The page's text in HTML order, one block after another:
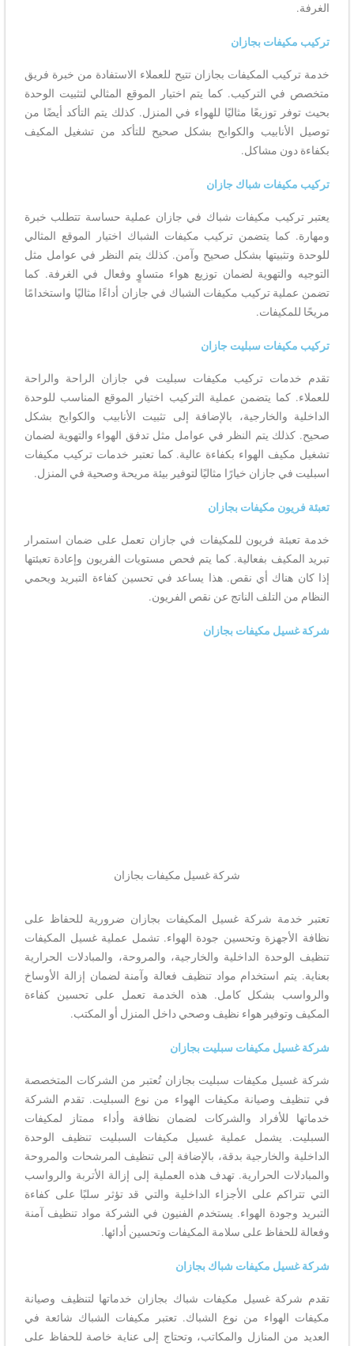
الغرفة.
تركيب مكيفات بجازان
خدمة تركيب المكيفات بجازان تتيح للعملاء الاستفادة من خبرة فريق
متخصص في التركيب. كما يتم اختيار الموقع المثالي لتثبيت الوحدة
بحيث توفر توزيعًا مثاليًا للهواء في المنزل. كذلك يتم التأكد أيضًا من
توصيل الأنابيب والكوابح بشكل صحيح للتأكد من تشغيل المكيف
بكفاءة دون مشاكل.
تركيب مكيفات شباك جازان
يعتبر تركيب مكيفات شباك في جازان عملية حساسة تتطلب خبرة
ومهارة. كما يتضمن تركيب مكيفات الشباك اختيار الموقع المثالي
للوحدة وتثبيتها بشكل صحيح وآمن. كذلك يتم النظر في عوامل مثل
التوجيه والتهوية لضمان توزيع هواء متساوٍ وفعال في الغرفة. كما
تضمن عملية تركيب مكيفات الشباك في جازان أداءًا مثاليًا واستخدامًا
مريحًا للمكيفات.
تركيب مكيفات سبليت جازان
تقدم خدمات تركيب مكيفات سبليت في جازان الراحة والراحة
للعملاء. كما يتضمن عملية التركيب اختيار الموقع المناسب للوحدة
الداخلية والخارجية، بالإضافة إلى تثبيت الأنابيب والكوابح بشكل
صحيح. كذلك يتم النظر في عوامل مثل تدفق الهواء والتهوية لضمان
تشغيل مكيف الهواء بكفاءة عالية. كما تعتبر خدمات تركيب مكيفات
اسبليت في جازان خيارًا مثاليًا لتوفير بيئة مريحة وصحية في المنزل.
تعبئة فريون مكيفات بجازان
خدمة تعبئة فريون للمكيفات في جازان تعمل على ضمان استمرار
تبريد المكيف بفعالية. كما يتم فحص مستويات الفريون وإعادة تعبئتها
إذا كان هناك أي نقص. هذا يساعد في تحسين كفاءة التبريد ويحمي
النظام من التلف الناتج عن نقص الفريون.
شركة غسيل مكيفات بجازان
شركة غسيل مكيفات بجازان
تعتبر خدمة شركة غسيل المكيفات بجازان ضرورية للحفاظ على
نظافة الأجهزة وتحسين جودة الهواء. تشمل عملية غسيل المكيفات
تنظيف الوحدة الداخلية والخارجية، والمروحة، والمبادلات الحرارية
بعناية. يتم استخدام مواد تنظيف فعالة وآمنة لضمان إزالة الأوساخ
والرواسب بشكل كامل. هذه الخدمة تعمل على تحسين كفاءة
المكيف وتوفير هواء نظيف وصحي داخل المنزل أو المكتب.
شركة غسيل مكيفات سبليت بجازان
شركة غسيل مكيفات سبليت بجازان تُعتبر من الشركات المتخصصة
في تنظيف وصيانة مكيفات الهواء من نوع السبليت. تقدم الشركة
خدماتها للأفراد والشركات لضمان نظافة وأداء ممتاز لمكيفات
السبليت. يشمل عملية غسيل مكيفات السبليت تنظيف الوحدة
الداخلية والخارجية بدقة، بالإضافة إلى تنظيف المرشحات والمروحة
والمبادلات الحرارية. تهدف هذه العملية إلى إزالة الأتربة والرواسب
التي تتراكم على الأجزاء الداخلية والتي قد تؤثر سلبًا على كفاءة
التبريد وجودة الهواء. يستخدم الفنيون في الشركة مواد تنظيف آمنة
وفعالة للحفاظ على سلامة المكيفات وتحسين أدائها.
شركة غسيل مكيفات شباك بجازان
تقدم شركة غسيل مكيفات شباك بجازان خدماتها لتنظيف وصيانة
مكيفات الهواء من نوع الشباك. تعتبر مكيفات الشباك شائعة في
العديد من المنازل والمكاتب، وتحتاج إلى عناية خاصة للحفاظ على